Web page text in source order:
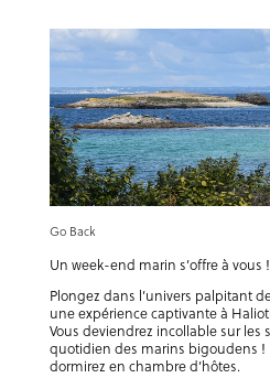
Go Back
Un week-end marin s’offre à vous !
Plongez dans l’univers palpitant
une expérience captivante à
Vous deviendrez incollable sur les
quotidien des marins bigoudens !
dormirez en chambre d’hôtes.